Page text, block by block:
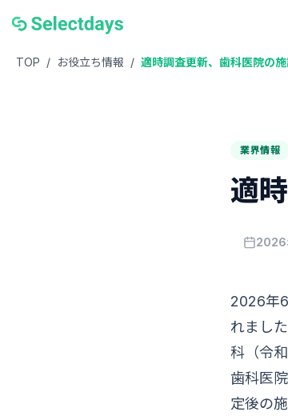
TOP / お役立ち情報 / 適時調査更新、歯科医院の
業界情報
適
2026
2026年
れまし
科（令
歯科医
定後の